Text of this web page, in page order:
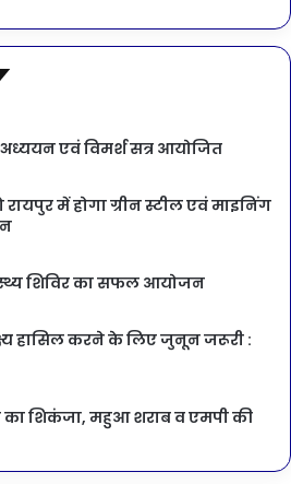
एवं विमर्श सत्र आयोजित
रायपुर में होगा ग्रीन स्टील एवं माइनिंग
शिविर का सफल आयोजन
हासिल करने के लिए जुनून जरूरी :
शिकंजा, महुआ शराब व एमपी की